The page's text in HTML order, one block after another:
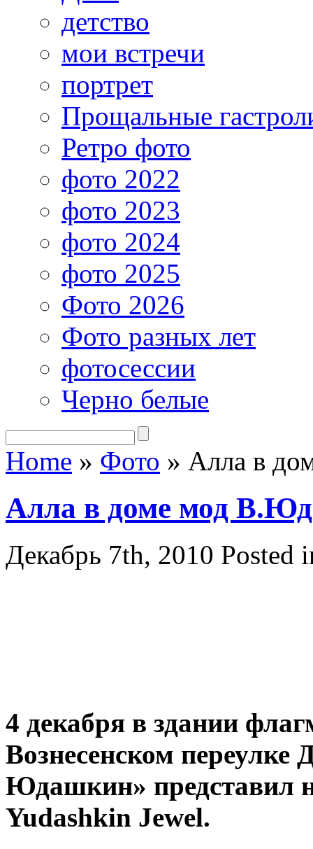
детство
мои встречи
портрет
Прощальные
Ретро фото
фото 2022
фото 2023
фото 2024
фото 2025
Фото 2026
Фото разных лет
фотосессии
Черно белые
Home » Фото » Алла в
Алла в доме мод
Декабрь 7th, 2010 Posted
4 декабря в здании
Вознесенском
Юдашкин» представил
Yudashkin Jewel.